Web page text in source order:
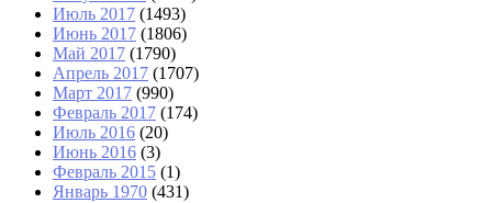
Июль 2017 (1493)
Июнь 2017 (1806)
Май 2017 (1790)
Апрель 2017 (1707)
Март 2017 (990)
Февраль 2017 (174)
Июль 2016 (20)
Июнь 2016 (3)
Февраль 2015 (1)
Январь 1970 (431)